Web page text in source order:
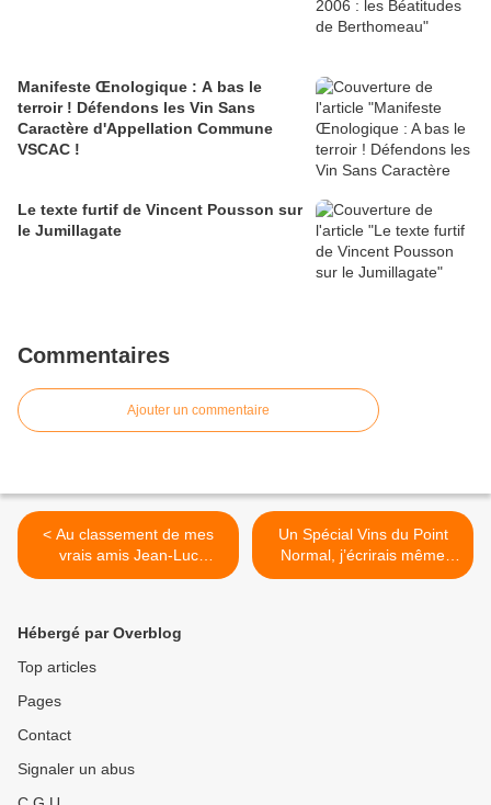
Manifeste Œnologique : A bas le
terroir ! Défendons les Vin Sans
Caractère d'Appellation Commune
VSCAC !
Le texte furtif de Vincent Pousson sur
le Jumillagate
Commentaires
Ajouter un commentaire
< Au classement de mes
vrais amis Jean-Luc
Thunevin c’est la classe A
Un Spécial Vins du Point
Normal, j’écrirais même
modeste : le Jacques
Hébergé par Overblog
Top articles
Pages
Contact
Signaler un abus